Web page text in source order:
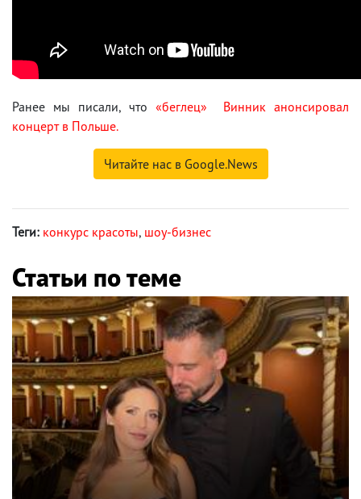
Ранее мы писали, что «беглец» Винник анонсировал
концерт в Польше.
Читайте нас в Google.News
Теги: конкурс красоты, шоу-бизнес
Статьи по теме